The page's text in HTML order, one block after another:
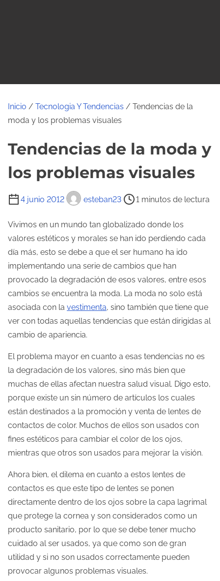
Inicio / Tecnologia Y Tendencias / Tendencias de la
moda y los problemas visuales
Tendencias de la moda y
los problemas visuales
4 junio 2012 esteban23
T
e
m
p
o
d
e
l
e
c
u
r
a
d
e
l
a
e
n
t
r
a
d
a
1 minutos de lectura
Vivimos en un mundo tan globalizado donde los
valores estéticos y morales se han ido perdiendo cada
día más, esto se debe a que el ser humano ha ido
implementando una serie de cambios que han
provocado la degradación de esos valores, entre esos
cambios se encuentra la moda. La moda no solo está
asociada con la vestimenta, sino también que tiene que
ver con todas aquellas tendencias que están dirigidas al
cambio de apariencia.
El problema mayor en cuanto a esas tendencias no es
la degradación de los valores, sino más bien que
muchas de ellas afectan nuestra salud visual. Digo esto,
porque existe un sin número de artículos los cuales
están destinados a la promoción y venta de lentes de
contactos de color. Muchos de ellos son usados con
fines estéticos para cambiar el color de los ojos,
mientras que otros son usados para mejorar la visión.
Ahora bien, el dilema en cuanto a estos lentes de
contactos es que este tipo de lentes se ponen
directamente dentro de los ojos sobre la capa lagrimal
que protege la cornea y son considerados como un
producto sanitario, por lo que se debe tener mucho
cuidado al ser usados, ya que como son de gran
utilidad y si no son usados correctamente pueden
provocar algunos problemas visuales.